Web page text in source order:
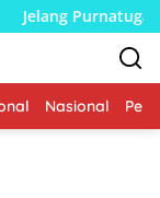
TMMD 129
Nasional